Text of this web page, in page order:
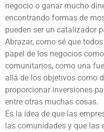
negocio o ganar mucho
encontrando formas de
pueden ser un catalizador
Abrazar, como sé que
papel de los negocios
comunitarios, como una
allá de los objetivos como
proporcionar inversiones
entre otras muchas cosas.
Es la idea de que las
las comunidades y que las